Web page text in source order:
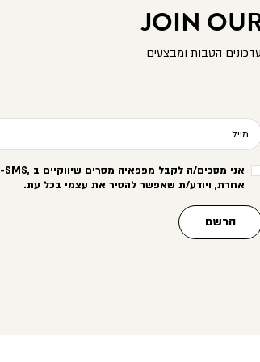
JOIN
הטבות ומבצעים
מייל
אני מסכים/ה לקבל מפפאיה מסרים שיווקיים ב -SMS,
אחרת, ויודע/ת שאפשר להסיר את עצמי בכל עת.
הרשם